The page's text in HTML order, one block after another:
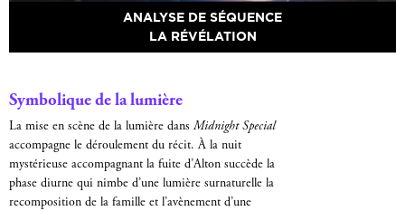
ANALYSE DE SÉQUENCE
LA RÉVÉLATION
Symbolique de la lumière
La mise en scène de la lumière dans Midnight Special
accompagne le déroulement du récit. À la nuit
mystérieuse accompagnant la fuite d’Alton succède la
phase diurne qui nimbe d’une lumière surnaturelle la
recomposition de la famille et l’avènement d’une